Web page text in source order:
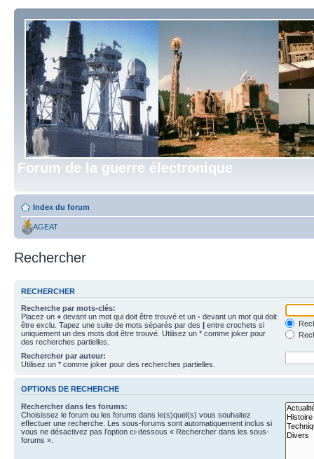
Forum de la guerre électronique
Index du forum
AGEAT
Rechercher
RECHERCHER
Recherche par mots-clés:
Placez un + devant un mot qui doit être trouvé et un - devant un mot qui doit
être exclu. Tapez une suite de mots séparés par des | entre crochets si
uniquement un des mots doit être trouvé. Utilisez un * comme joker pour
des recherches partielles.
Rechercher par auteur:
Utilisez un * comme joker pour des recherches partielles.
OPTIONS DE RECHERCHE
Rechercher dans les forums:
Choisissez le forum ou les forums dans le(s)quel(s) vous souhaitez
effectuer une recherche. Les sous-forums sont automatiquement inclus si
vous ne désactivez pas l’option ci-dessous « Rechercher dans les sous-
forums ».